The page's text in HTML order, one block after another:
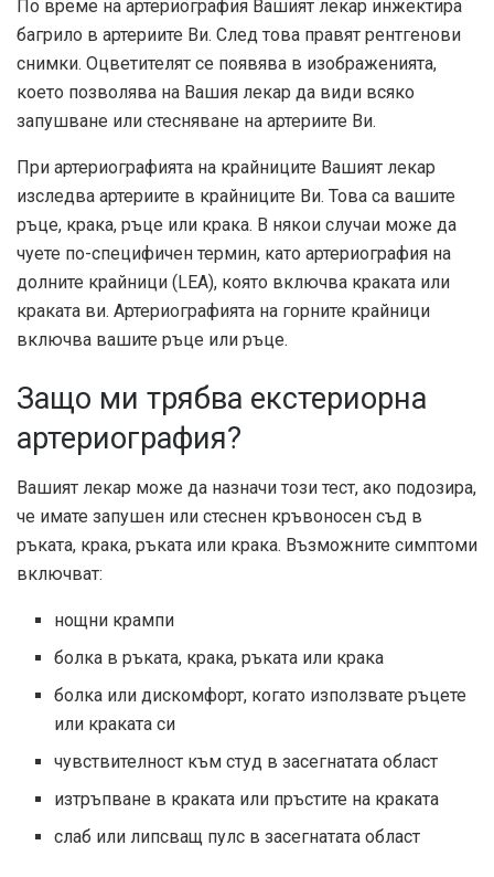
По време на артериография Вашият лекар инжектира
багрило в артериите Ви. След това правят рентгенови
снимки. Оцветителят се появява в изображенията,
което позволява на Вашия лекар да види всяко
запушване или стесняване на артериите Ви.
При артериографията на крайниците Вашият лекар
изследва артериите в крайниците Ви. Това са вашите
ръце, крака, ръце или крака. В някои случаи може да
чуете по-специфичен термин, като артериография на
долните крайници (LEA), която включва краката или
краката ви. Артериографията на горните крайници
включва вашите ръце или ръце.
Защо ми трябва екстериорна
артериография?
Вашият лекар може да назначи този тест, ако подозира,
че имате запушен или стеснен кръвоносен съд в
ръката, крака, ръката или крака. Възможните симптоми
включват:
нощни крампи
болка в ръката, крака, ръката или крака
болка или дискомфорт, когато използвате ръцете
или краката си
чувствителност към студ в засегнатата област
изтръпване в краката или пръстите на краката
слаб или липсващ пулс в засегнатата област